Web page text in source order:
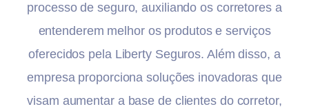
processo de seguro, auxiliando os corretores a
entenderem melhor os produtos e serviços
oferecidos pela Liberty Seguros. Além disso, a
empresa proporciona soluções inovadoras que
visam aumentar a base de clientes do corretor,